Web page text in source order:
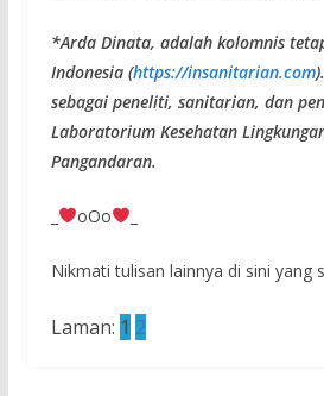
*Arda Dinata, adalah kolomnis
Indonesia (https://insanitarian.com
sebagai peneliti, sanitarian, dan
Laboratorium Kesehatan
Pangandaran.
oOo
Nikmati tulisan lainnya di sini yang
Laman: 1 2